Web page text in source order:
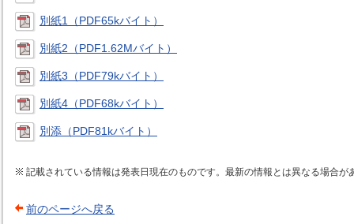
別紙1（PDF65kバイト）
別紙2（PDF1.62Mバイト）
別紙3（PDF79kバイト）
別紙4（PDF68kバイト）
別添（PDF81kバイト）
記載されている情報は発表日現在のものです。最新の情報とは異なる場合が
前のページへ戻る